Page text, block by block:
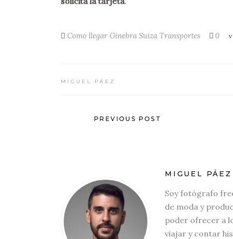
Como llegar Ginebra Suiza Transportes 0
MIGUEL PÁEZ
PREVIOUS POST
MIGUEL PÁEZ
Soy fotógrafo
de moda y
poder ofrecer a
viajar y contar